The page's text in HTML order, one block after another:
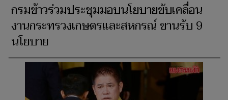
กรมข้าวร่วมประชุมมอบนโยบายขับเคลื่อน
งานกระทรวงเกษตรและสหกรณ์ ขานรับ 9
นโยบาย